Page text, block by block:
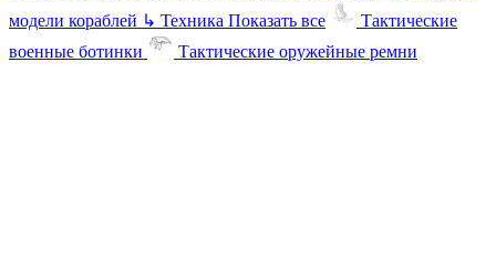
модели кораблей ↳ Техника Показать все
Тактические
военные ботинки
Тактические оружейные ремни